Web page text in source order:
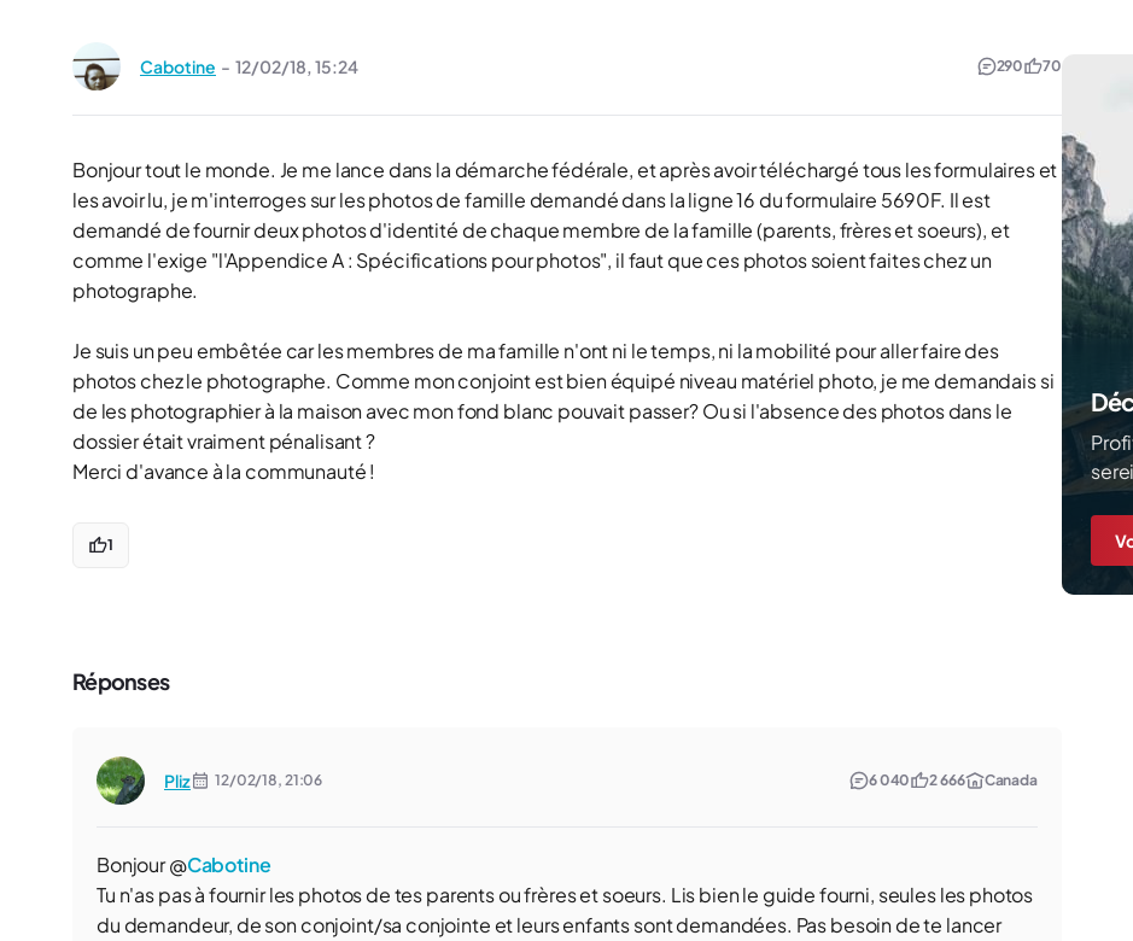
Cabotine - 12/02/18, 15:24 290 70
Bonjour tout le monde. Je me lance dans la démarche fédérale, et après avoir téléchargé tous les formulaires et
les avoir lu, je m'interroges sur les photos de famille demandé dans la ligne 16 du formulaire 5690F. Il est
demandé de fournir deux photos d'identité de chaque membre de la famille (parents, frères et soeurs), et
comme l'exige "l'Appendice A : Spécifications pour photos", il faut que ces photos soient faites chez un
photographe.
Je suis un peu embêtée car les membres de ma famille n'ont ni le temps, ni la mobilité pour aller faire des
photos chez le photographe. Comme mon conjoint est bien équipé niveau matériel photo, je me demandais si
de les photographier à la maison avec mon fond blanc pouvait passer? Ou si l'absence des photos dans le
dossier était vraiment pénalisant ?
Merci d'avance à la communauté !
1
Réponses
Pliz 12/02/18, 21:06 6 040 2 666 Canada
Bonjour @Cabotine
Tu n'as pas à fournir les photos de tes parents ou frères et soeurs. Lis bien le guide fourni, seules les photos
du demandeur, de son conjoint/sa conjointe et leurs enfants sont demandées. Pas besoin de te lancer